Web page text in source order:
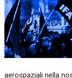
aerospaziali nella